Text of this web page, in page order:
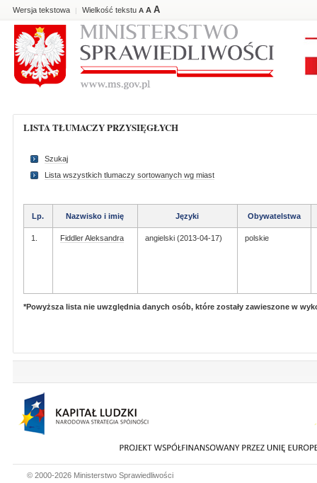
Wersja tekstowa | Wielkość tekstu A A A
LISTA TŁUMACZY PRZYSIĘGŁYCH
Szukaj
Lista wszystkich tlumaczy sortowanych wg miast
Lp. Nazwisko i imię Języki Obywatelstwa
1. Fiddler Aleksandra angielski (2013-04-17) polskie
*Powyższa lista nie uwzględnia danych osób, które zostały zawieszone w
© 2000-2026 Ministerstwo Sprawiedliwości